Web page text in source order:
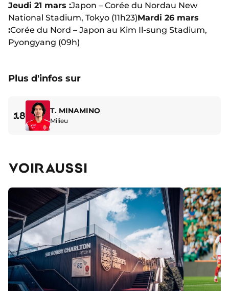
Jeudi 21 mars :Japon – Corée du Nordau New
National Stadium, Tokyo (11h23)Mardi 26 mars
:Corée du Nord – Japon au Kim Il-sung Stadium,
Pyongyang (09h)
Plus d'infos sur
18 T. MINAMINO
Milieu
VOIR AUSSI